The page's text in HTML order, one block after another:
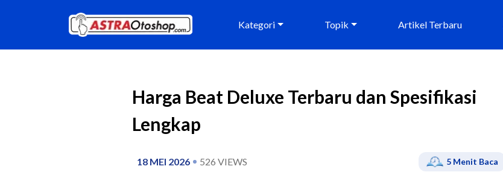
Kategori Topik Artikel Terbaru
Harga Beat Deluxe Terbaru dan Spesifikasi
Lengkap
18 MEI 2026 526 VIEWS 5 Menit Baca